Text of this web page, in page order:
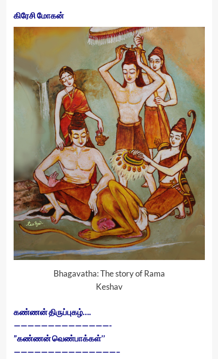
கிரேசி மோகன்
Bhagavatha: The story of Rama
Keshav
கண்ணன் திருப்புகழ்….
——————————————-
”கண்ணன் வெண்பாக்கள்’’
———————————————–